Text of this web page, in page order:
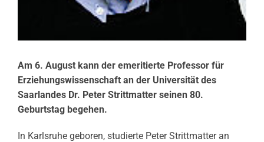
Am 6. August kann der emeritierte Professor für
Erziehungswissenschaft an der Universität des
Saarlandes Dr. Peter Strittmatter seinen 80.
Geburtstag begehen.
In Karlsruhe geboren, studierte Peter Strittmatter an